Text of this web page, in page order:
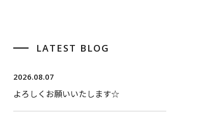
LATEST BLOG
2026.08.07
よろしくお願いいたします☆